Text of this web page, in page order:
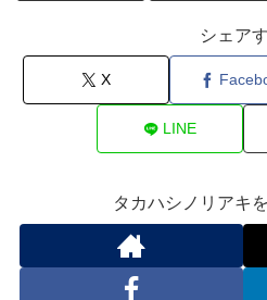
シェア
X
LINE
タカハシノリアキ